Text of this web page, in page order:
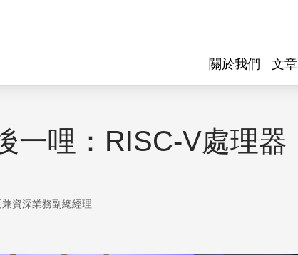
關於我們 文章
一哩：RISC-V處理器
資深業務副總經理